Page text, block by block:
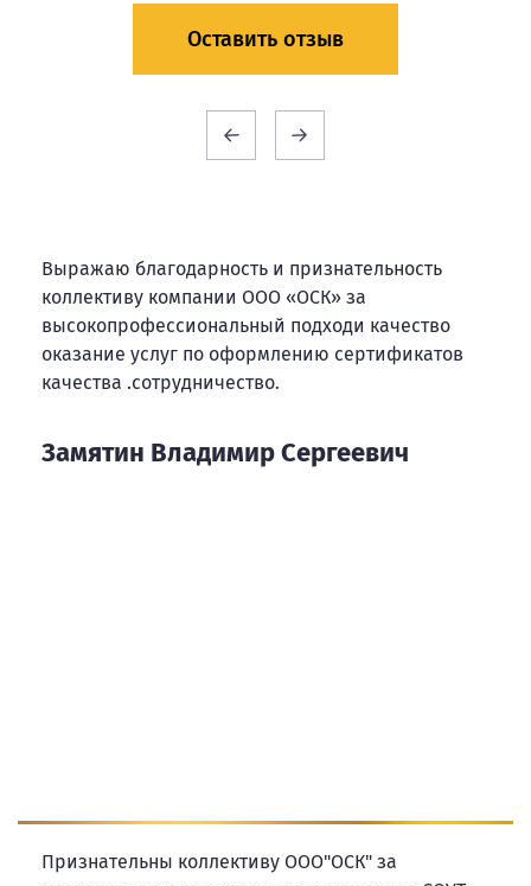
Оставить отзыв
Выражаю благодарность и признательность
коллективу компании ООО «ОСК» за
высокопрофессиональный подходи качество
оказание услуг по оформлению сертификатов
качества .сотрудничество.
Замятин Владимир Сергеевич
Признательны коллективу ООО"ОСК" за